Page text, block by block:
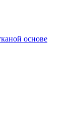
основе